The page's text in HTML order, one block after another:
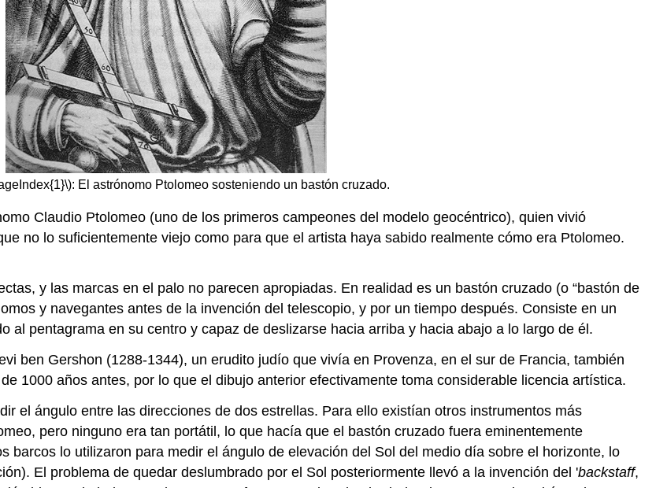
: El astrónomo Ptolomeo sosteniendo un bastón cruzado.
Claudio Ptolomeo (uno de los primeros campeones del modelo geocéntrico), quien vivió
no lo suficientemente viejo como para que el artista haya sabido realmente cómo era Ptolomeo.
y las marcas en el palo no parecen apropiadas. En realidad es un bastón cruzado (o “bastón de
y navegantes antes de la invención del telescopio, y por un tiempo después. Consiste en un
al pentagrama en su centro y capaz de deslizarse hacia arriba y hacia abajo a lo largo de él.
ben Gershon (1288-1344), un erudito judío que vivía en Provenza, en el sur de Francia, también
1000 años antes, por lo que el dibujo anterior efectivamente toma considerable licencia artística.
el ángulo entre las direcciones de dos estrellas. Para ello existían otros instrumentos más
pero ninguno era tan portátil, lo que hacía que el bastón cruzado fuera eminentemente
barcos lo utilizaron para medir el ángulo de elevación del Sol del medio día sobre el horizonte, lo
El problema de quedar deslumbrado por el Sol posteriormente llevó a la invención del 'backstaff,